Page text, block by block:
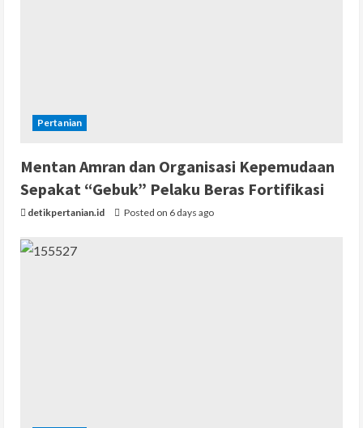
Pertanian
Mentan Amran dan Organisasi Kepemudaan
Sepakat “Gebuk” Pelaku Beras Fortifikasi
detikpertanian.id Posted on 6 days ago